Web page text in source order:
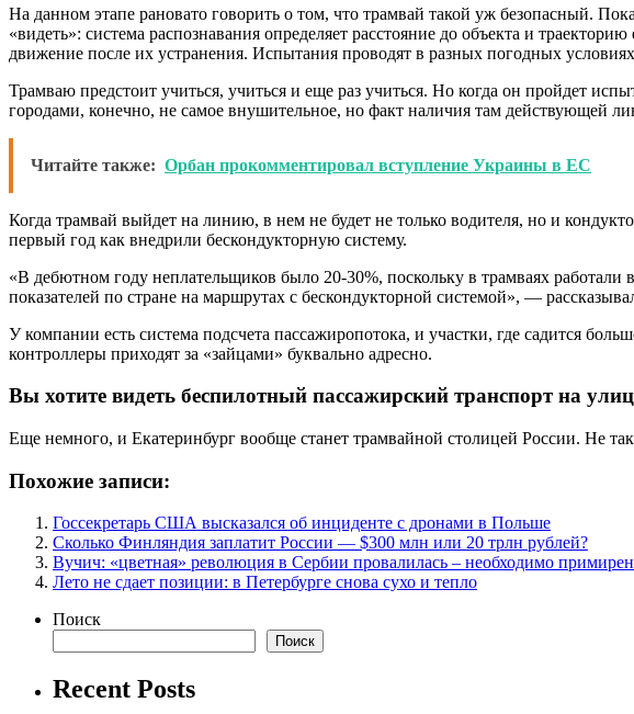
На данном этапе рановато говорить о том, что трамвай такой уж безопасный.
«видеть»: система распознавания определяет расстояние до объекта и
движение после их устранения. Испытания проводят в разных погодных
Трамваю предстоит учиться, учиться и еще раз учиться. Но когда он пройдет
городами, конечно, не самое внушительное, но факт наличия там действующей
Читайте также: Орбан прокомментировал вступление Украины в ЕС
Когда трамвай выйдет на линию, в нем не будет не только водителя, но и
первый год как внедрили бескондукторную систему.
«В дебютном году неплательщиков было 20-30%, поскольку в трамваях
показателей по стране на маршрутах с бескондукторной системой», —
У компании есть система подсчета пассажиропотока, и участки, где садится
контроллеры приходят за «зайцами» буквально адресно.
Вы хотите видеть беспилотный пассажирский транспорт на
Еще немного, и Екатеринбург вообще станет трамвайной столицей России. Не
Похожие записи:
Госсекретарь США высказался об инциденте с дронами в Польше
Сколько Финляндия заплатит России — $300 млн или 20 трлн рублей?
Вучич: «цветная» революция в Сербии провалилась – необходимо
Лето не сдает позиции: в Петербурге снова сухо и тепло
Поиск
Поиск
Recent Posts